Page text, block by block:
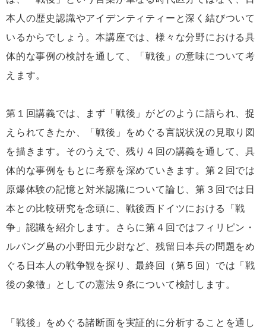
本人の歴史認識やアイデンティティーと深く結びついて
いるからでしょう。本講座では、様々な分野における具
体的な事例の検討を通して、「戦後」の意味について考
えます。
第１回講義では、まず「戦後」がどのように語られ、捉
えられてきたか、「戦後」をめぐる言説状況の見取り図
を描きます。そのうえで、残り４回の講義を通して、具
体的な事例をもとに考察を深めていきます。第２回では
原爆体験の記憶と対米認識について論じ、第３回では日
本との比較研究を念頭に、戦後西ドイツにおける「戦
争」認識を紹介します。さらに第４回ではフィリピン・
ルバング島の小野田元少尉など、残留日本兵の問題をめ
ぐる日本人の戦争観を探り、最終回（第５回）では「戦
後の象徴」としての憲法９条について検討します。
「戦後」をめぐる諸断面を実証的に分析することを通し